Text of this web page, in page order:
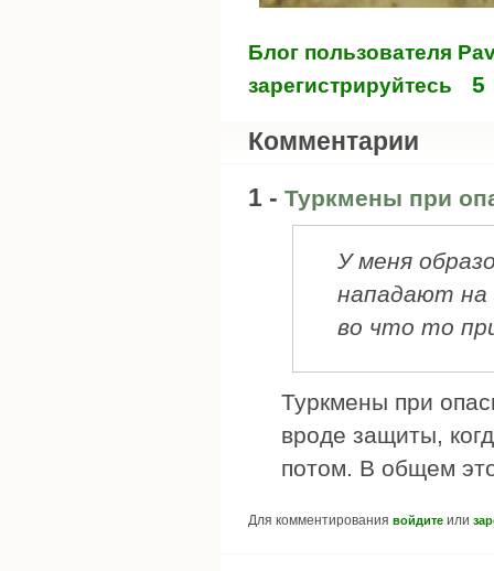
Блог пользователя
зарегистрируйтесь
5
Комментарии
1 - Туркмены при
У меня
нападают на
во что то
Туркмены при
вроде защиты,
потом. В общем
Для комментирования войдите или